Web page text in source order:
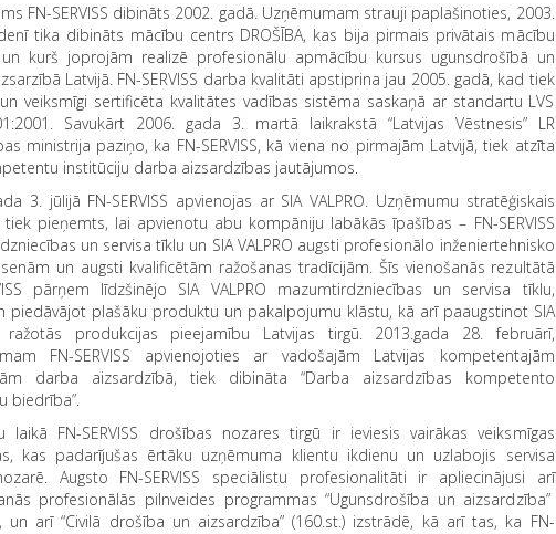
FN-SERVISS dibināts 2002. gadā. Uzņēmumam strauji paplašinoties, 2003.
tika dibināts mācību centrs DROŠĪBA, kas bija pirmais privātais mācību
kurš joprojām realizē profesionālu apmācību kursus ugunsdrošībā un
Latvijā. FN-SERVISS darba kvalitāti apstiprina jau 2005. gadā, kad tiek
veiksmīgi sertificēta kvalitātes vadības sistēma saskaņā ar standartu LVS
Savukārt 2006. gada 3. martā laikrakstā “Latvijas Vēstnesis” LR
ministrija paziņo, ka FN-SERVISS, kā viena no pirmajām Latvijā, tiek atzīta
institūciju darba aizsardzības jautājumos.
3. jūlijā FN-SERVISS apvienojas ar SIA VALPRO. Uzņēmumu stratēģiskais
pieņemts, lai apvienotu abu kompāniju labākās īpašības – FN-SERVISS
un servisa tīklu un SIA VALPRO augsti profesionālo inženiertehnisko
un augsti kvalificētām ražošanas tradīcijām. Šīs vienošanās rezultātā
pārņem līdzšinējo SIA VALPRO mazumtirdzniecības un servisa tīklu,
piedāvājot plašāku produktu un pakalpojumu klāstu, kā arī paaugstinot SIA
ražotās produkcijas pieejamību Latvijas tirgū. 2013.gada 28. februārī,
FN-SERVISS apvienojoties ar vadošajām Latvijas kompetentajām
darba aizsardzībā, tiek dibināta “Darba aizsardzības kompetento
biedrība”.
laikā FN-SERVISS drošības nozares tirgū ir ieviesis vairākas veiksmīgas
kas padarījušas ērtāku uzņēmuma klientu ikdienu un uzlabojis servisa
Augsto FN-SERVISS speciālistu profesionalitāti ir apliecinājusi arī
profesionālās pilnveides programmas “Ugunsdrošība un aizsardzība”
un arī “Civilā drošība un aizsardzība” (160.st.) izstrādē, kā arī tas, ka FN-